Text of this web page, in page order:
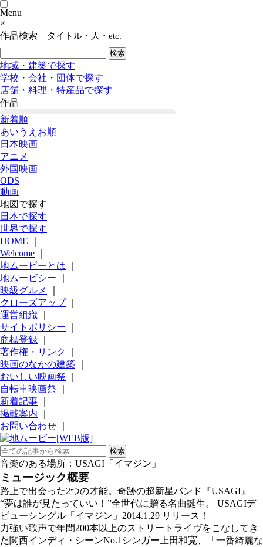
Menu
×
作品検索
タイトル・人・etc.
地域・建築で探す
学校・会社・団体で探す
店舗・料理・特産品で探す
作品
新着順
あいうえお順
日本映画
アニメ
外国映画
ODS
動画
地図で探す
日本で探す
世界で探す
HOME
Welcome
地ムービーとは
地ムービシー
映級グルメ
クローズアップ｜
運営組織
サイトポリシー
商標登録
著作権・リンク
映画のなかの建築
おいしい映画祭
自転車映画祭
新着記事
掲載案内
お問い合わせ
音楽のある場所：USAGI「イマジン」
ミュージック概要
路上で出会った2つの才能。奇跡の超新星バンド『USAGI』
“夢は誰が見たっていい！”全世代に贈る名曲誕生。 USAGIデ
ビューシングル「イマジン」2014.1.29 リリース！
力強い歌声で年間200本以上のストリートライヴをこなしてき
た関西インディ・シーン­No.1シンガー上田和寛、「一番綺麗な